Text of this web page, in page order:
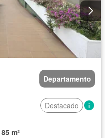
Departamento
Destacado
85 m²